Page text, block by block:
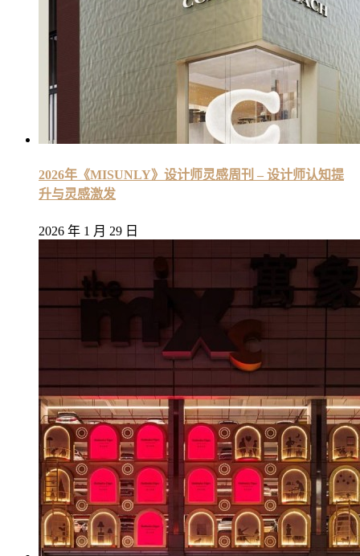
2026年《MISUNLY》设计师灵感周刊 – 设计师认知提
升与灵感激发
2026 年 1 月 29 日